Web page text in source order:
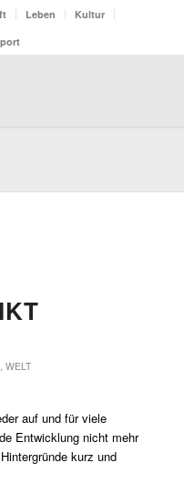
Leben
Kultur
, WELT
auf und für viele
Entwicklung nicht mehr
kurz und